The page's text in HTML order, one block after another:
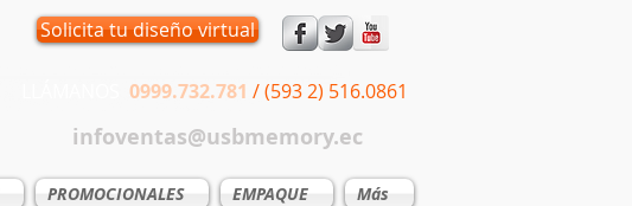
0999.732.781 / (593 2) 516.0861
infoventas@usbmemory.ec
Solicita tu diseño virtual
PROMOCIONALES EMPAQUE
Más